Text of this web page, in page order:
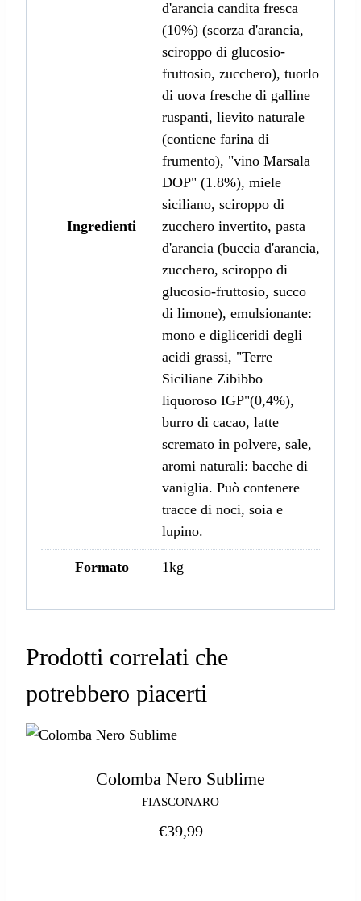
Ingredienti
d'arancia candita fresca
(10%) (scorza d'arancia,
sciroppo di glucosio-
fruttosio, zucchero), tuorlo
di uova fresche di galline
ruspanti, lievito naturale
(contiene farina di
frumento), "vino Marsala
DOP" (1.8%), miele
siciliano, sciroppo di
zucchero invertito, pasta
d'arancia (buccia d'arancia,
zucchero, sciroppo di
glucosio-fruttosio, succo
di limone), emulsionante:
mono e digliceridi degli
acidi grassi, "Terre
Siciliane Zibibbo
liquoroso IGP"(0,4%),
burro di cacao, latte
scremato in polvere, sale,
aromi naturali: bacche di
vaniglia. Può contenere
tracce di noci, soia e
lupino.
Formato 1kg
Prodotti correlati che
potrebbero piacerti
Colomba Nero Sublime
FIASCONARO
€39,99